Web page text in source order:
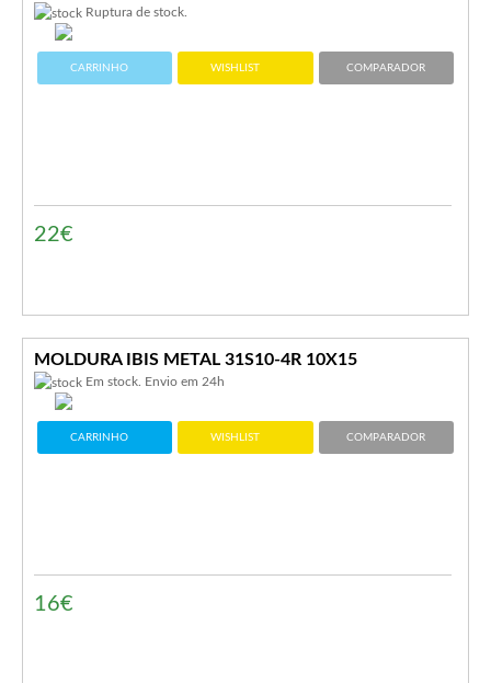
Ruptura de stock.
CARRINHO WISHLIST COMPARADOR
22€
MOLDURA IBIS METAL 31S10-4R 10X15
Em stock. Envio em 24h
CARRINHO WISHLIST COMPARADOR
16€